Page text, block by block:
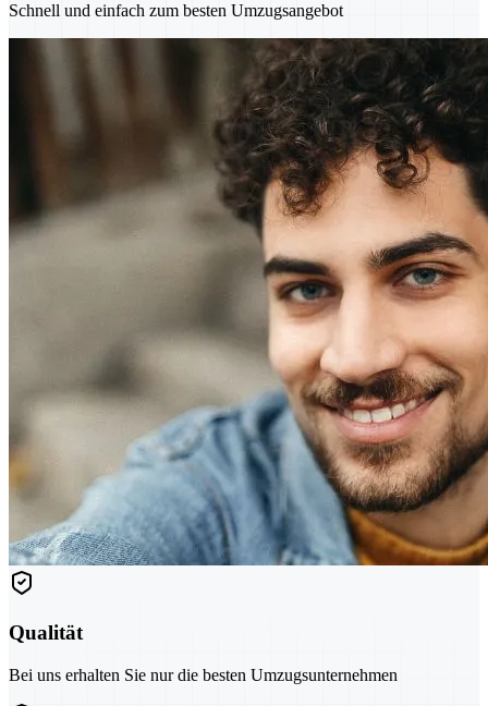
Schnell und einfach zum besten Umzugsangebot
Qualität
Bei uns erhalten Sie nur die besten Umzugsunternehmen